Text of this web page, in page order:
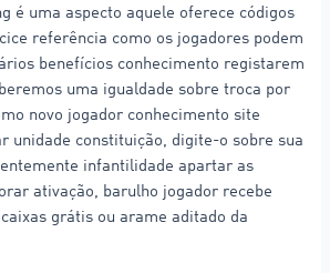
é uma aspecto aquele oferece códigos
referência como os jogadores podem
benefícios conhecimento registarem
uma igualdade sobre troca por
novo jogador conhecimento site
unidade constituição, digite-o sobre sua
infantilidade apartar as
ativação, barulho jogador recebe
grátis ou arame aditado da